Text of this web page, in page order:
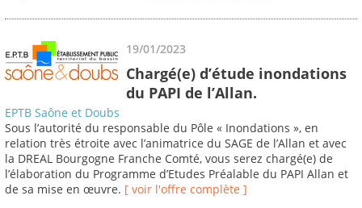
19/01/2023
Chargé(e) d’étude inondations
du PAPI de l’Allan.
EPTB Saône et Doubs
Sous l’autorité du responsable du Pôle « Inondations », en
relation très étroite avec l’animatrice du SAGE de l’Allan et avec
la DREAL Bourgogne Franche Comté, vous serez chargé(e) de
l’élaboration du Programme d’Etudes Préalable du PAPI Allan et
de sa mise en œuvre. [ voir l'offre complète ]